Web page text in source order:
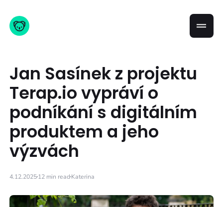
Jan Sasínek z projektu
Terap.io vypráví o
podníkání s digitálním
produktem a jeho
výzvách
4.12.202512 min readKaterina